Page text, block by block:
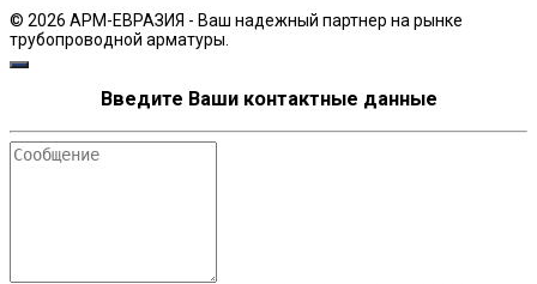
© 2026 АРМ-ЕВРАЗИЯ - Ваш надежный партнер на рынке
трубопроводной арматуры.
Введите Ваши контактные данные
Сообщение